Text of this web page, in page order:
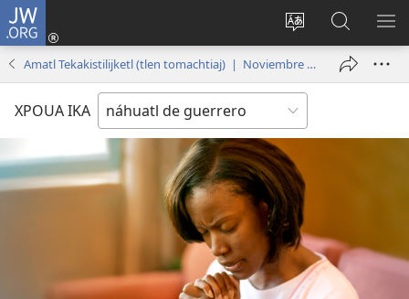
JW.ORG
Xpatili
ipan sitio
Iniciar
sesión
(abre
nueva
Xtejtemo
ipan
jw.org
Amatl Tekakistilijketl (tlen tomachtiaj) | Noviembre de 2016
XPOUA IKA